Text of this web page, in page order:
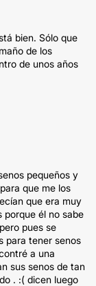
bien. Sólo que
de los
de unos años
pequeños y
que me los
que era muy
porque él no sabe
pues se
para tener senos
a una
sus senos de tan
. :( dicen luego